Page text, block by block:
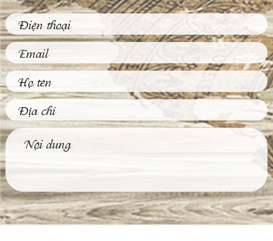
Phù Điêu Và Những
Thực Trong Đời
Sống Thường Ngày
phù điêu hiện nay
Tìm Hiểu Về Kỹ
ngưỡng những bức
tượng đồng...
4 Bước Quan Trọng
Trong Quy Trình